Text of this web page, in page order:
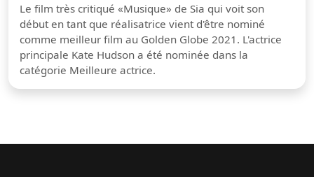
Le film très critiqué «Musique» de Sia qui voit son
début en tant que réalisatrice vient d'être nominé
comme meilleur film au Golden Globe 2021. L'actrice
principale Kate Hudson a été nominée dans la
catégorie Meilleure actrice.